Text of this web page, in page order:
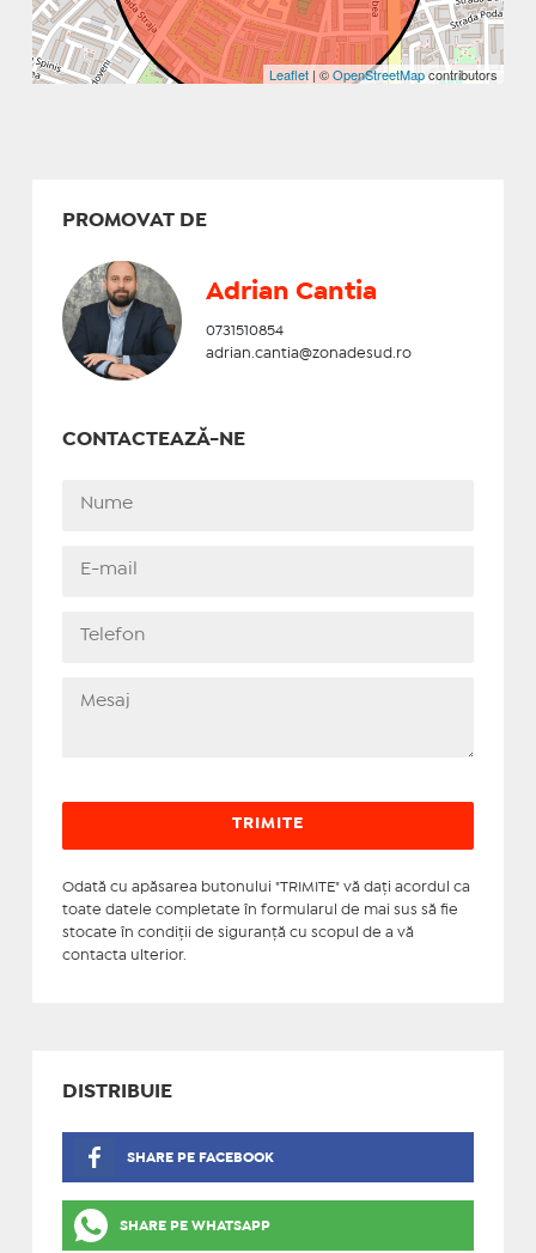
Leaflet | ©OpenStreetMapcontributors
PROMOVAT DE
Adrian Cantia
0731510854
adrian.cantia@zonadesud.ro
CONTACTEAZĂ-NE
Odată cu apăsarea butonului "TRIMITE" vă daţi acordul ca
toate datele completate în formularul de mai sus să fie
stocate în condiţii de siguranţă cu scopul de a vă
contacta ulterior.
DISTRIBUIE
SHARE PE FACEBOOK
SHARE PE WHATSAPP